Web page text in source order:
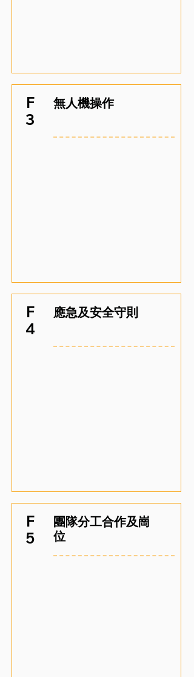
F
3
無人機操作
F
4
應急及安全守則
F
5
團隊分工合作及崗
位